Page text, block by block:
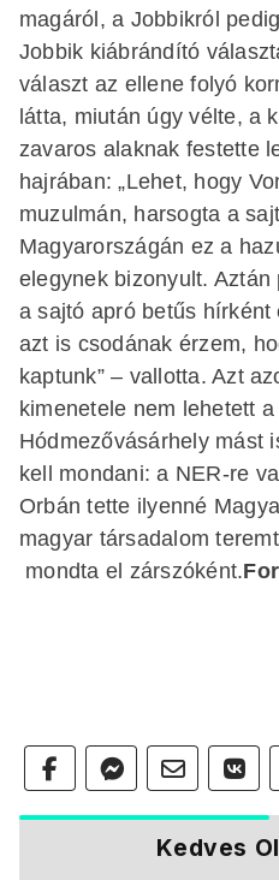
magáról, a Jobbikról
Jobbik kiábrándító
választ az ellene folyó
látta, miután úgy vélte, a
zavaros alaknak festette
hajrában: „Lehet, hogy
muzulmán, harsogta a
Magyarországán ez a
elegynek bizonyult.
a sajtó apró betűs
azt is csodának érzem,
kaptunk” – vallotta. Azt
kimenetele nem lehetett
Hódmezővásárhely mást
kell mondani: a NER-re
Orbán tette ilyenné
magyar társadalom
mondta el zárszóként.
Kedves